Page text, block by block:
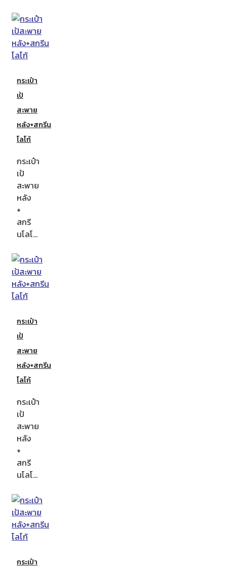
กระเป๋า
เป้
สะพาย
หลัง+สกรีน
โลโก้
กระเป๋า
เป้
สะพาย
หลัง
+
สกรี
นโลโ…
กระเป๋า
เป้
สะพาย
หลัง+สกรีน
โลโก้
กระเป๋า
เป้
สะพาย
หลัง
+
สกรี
นโลโ…
กระเป๋า